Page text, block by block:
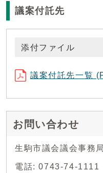
議案付託先
添付ファイル
議案付託先一覧
お問い合わせ
生駒市議会議会事務局
電話: 0743-74-1111